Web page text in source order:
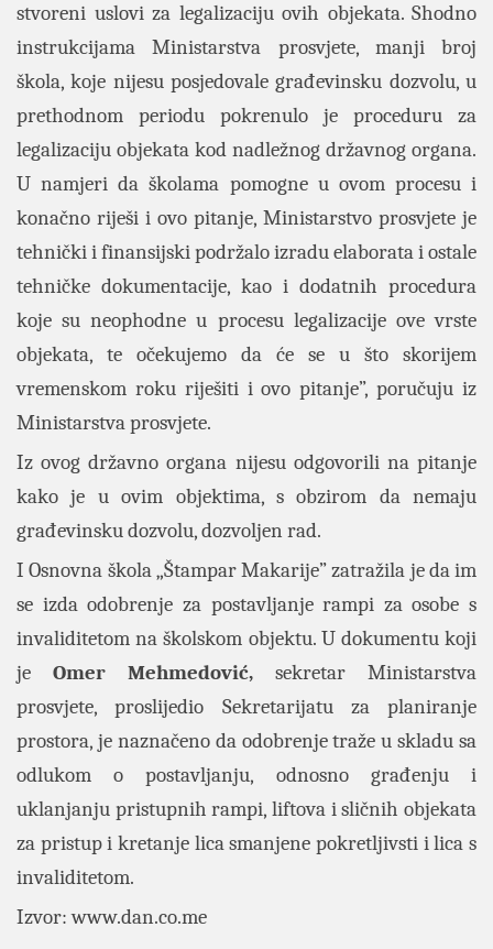
stvoreni uslovi za legalizaciju ovih objekata. Shodno
instrukcijama Ministarstva prosvjete, manji broj
škola, koje nijesu posjedovale građevinsku dozvolu, u
prethodnom periodu pokrenulo je proceduru za
legalizaciju objekata kod nadležnog državnog organa.
U namjeri da školama pomogne u ovom procesu i
konačno riješi i ovo pitanje, Ministarstvo prosvjete je
tehnički i finansijski podržalo izradu elaborata i ostale
tehničke dokumentacije, kao i dodatnih procedura
koje su neophodne u procesu legalizacije ove vrste
objekata, te očekujemo da će se u što skorijem
vremenskom roku riješiti i ovo pitanje”, poručuju iz
Ministarstva prosvjete.
Iz ovog državno organa nijesu odgovorili na pitanje
kako je u ovim objektima, s obzirom da nemaju
građevinsku dozvolu, dozvoljen rad.
I Osnovna škola „Štampar Makarije” zatražila je da im
se izda odobrenje za postavljanje rampi za osobe s
invaliditetom na školskom objektu. U dokumentu koji
je Omer Mehmedović, sekretar Ministarstva
prosvjete, proslijedio Sekretarijatu za planiranje
prostora, je naznačeno da odobrenje traže u skladu sa
odlukom o postavljanju, odnosno građenju i
uklanjanju pristupnih rampi, liftova i sličnih objekata
za pristup i kretanje lica smanjene pokretljivsti i lica s
invaliditetom.
Izvor:www.dan.co.me